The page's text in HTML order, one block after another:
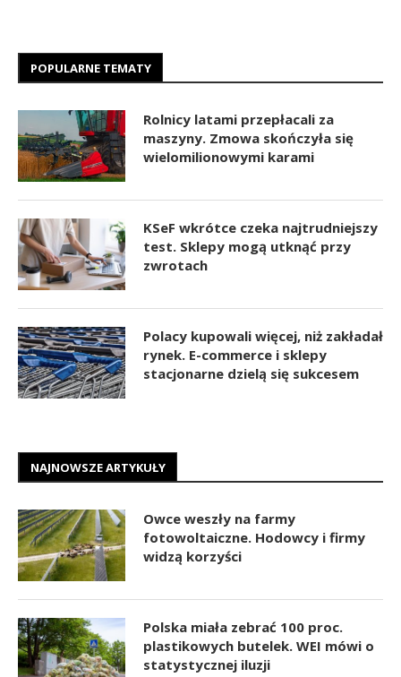
POPULARNE TEMATY
Rolnicy latami przepłacali za
maszyny. Zmowa skończyła się
wielomilionowymi karami
KSeF wkrótce czeka najtrudniejszy
test. Sklepy mogą utknąć przy
zwrotach
Polacy kupowali więcej, niż zakładał
rynek. E-commerce i sklepy
stacjonarne dzielą się sukcesem
NAJNOWSZE ARTYKUŁY
Owce weszły na farmy
fotowoltaiczne. Hodowcy i firmy
widzą korzyści
Polska miała zebrać 100 proc.
plastikowych butelek. WEI mówi o
statystycznej iluzji